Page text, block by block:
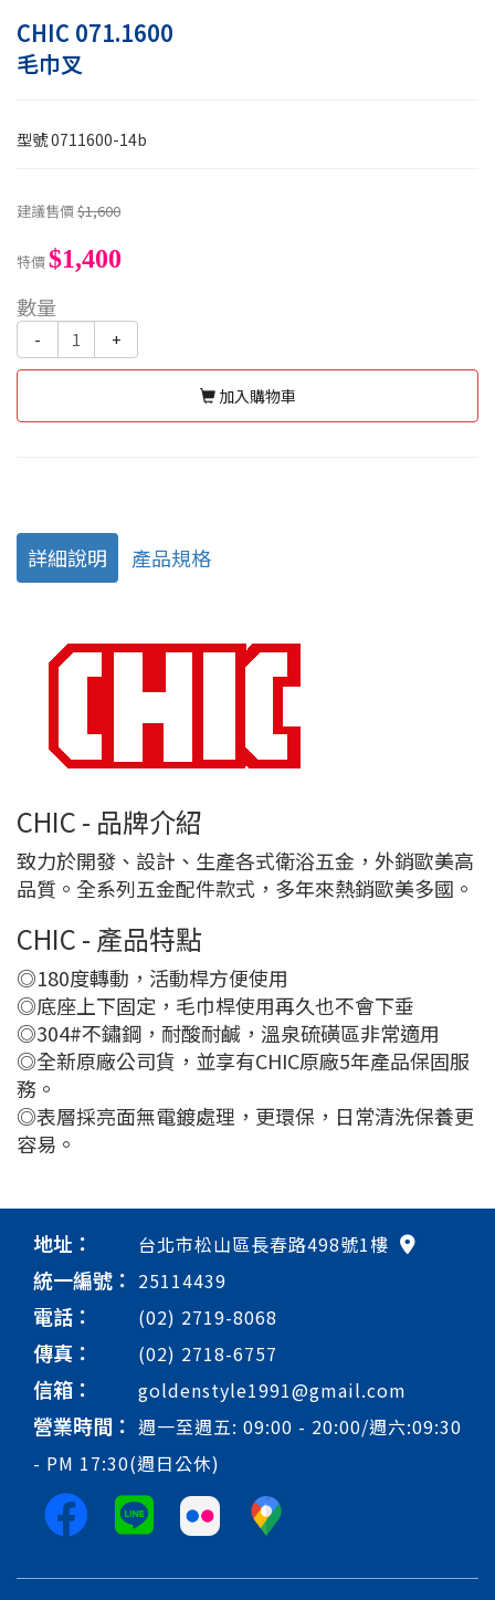
CHIC 071.1600
毛巾叉
型號0711600-14b
建議售價$1,600
特價$1,400
數量
- +
加入購物車
詳細說明 產品規格
CHIC - 品牌介紹
致力於開發、設計、生產各式衛浴五金，外銷歐美高
品質。全系列五金配件款式，多年來熱銷歐美多國。
CHIC - 產品特點
◎180度轉動，活動桿方便使用
◎底座上下固定，毛巾桿使用再久也不會下垂
◎304#不鏽鋼，耐酸耐鹹，溫泉硫磺區非常適用
◎全新原廠公司貨，並享有CHIC原廠5年產品保固服
務。
◎表層採亮面無電鍍處理，更環保，日常清洗保養更
容易。
地址： 台北市松山區長春路498號1樓
統一編號： 25114439
電話： (02) 2719-8068
傳真： (02) 2718-6757
信箱： goldenstyle1991@gmail.com
營業時間： 週一至週五: 09:00 - 20:00/週六:09:30
- PM 17:30(週日公休)